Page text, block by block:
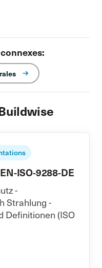
ISO-9288-DE
-
Strahlung -
Definitionen (ISO